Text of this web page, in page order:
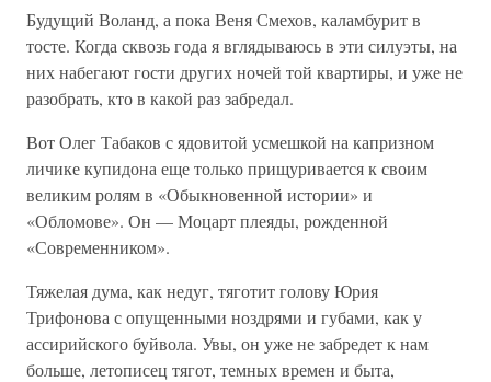
Будущий Воланд, а пока Веня Смехов, каламбурит в
тосте. Когда сквозь года я вглядываюсь в эти силуэты, на
них набегают гости других ночей той квартиры, и уже не
разобрать, кто в какой раз забредал.
Вот Олег Табаков с ядовитой усмешкой на капризном
личике купидона еще только прищуривается к своим
великим ролям в «Обыкновенной истории» и
«Обломове». Он — Моцарт плеяды, рожденной
«Современником».
Тяжелая дума, как недуг, тяготит голову Юрия
Трифонова с опущенными ноздрями и губами, как у
ассирийского буйвола. Увы, он уже не забредет к нам
больше, летописец тягот, темных времен и быта,